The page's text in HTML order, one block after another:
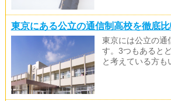
東京にある公立の通信制高校を徹底比
東京には公立の通
す。3つもあると
と考えている方も